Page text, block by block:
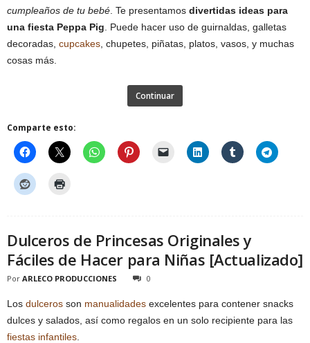
cumpleaños de tu bebé . Te presentamos divertidas ideas para
una fiesta Peppa Pig . Puede hacer uso de guirnaldas, galletas
decoradas, cupcakes , chupetes, piñatas, platos, vasos, y muchas
cosas más.
Continuar
Comparte esto:
Dulceros de Princesas Originales y
Fáciles de Hacer para Niñas [Actualizado]
Por ARLECO PRODUCCIONES 0
Los dulceros son manualidades excelentes para contener snacks
dulces y salados, así como regalos en un solo recipiente para las
fiestas infantiles